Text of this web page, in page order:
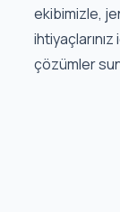
ekibimizle,
çözümler